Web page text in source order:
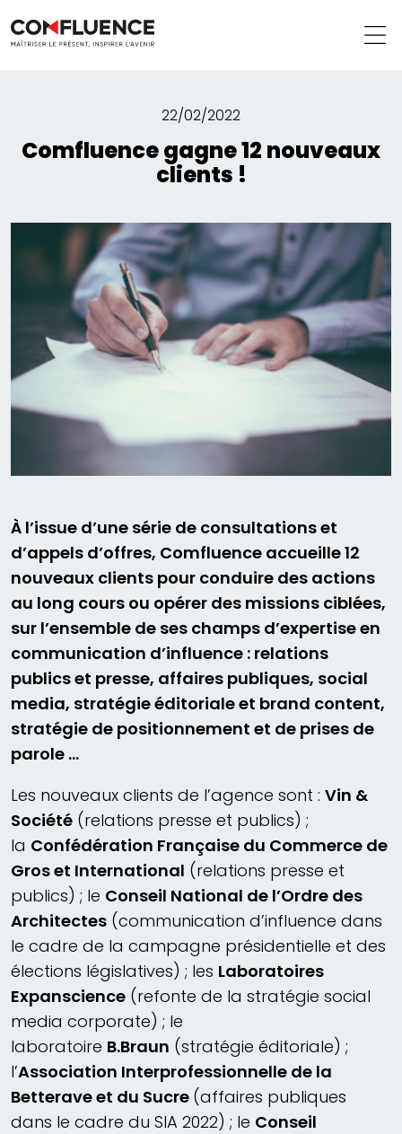
22/02/2022
Comfluence gagne 12 nouveaux
clients !
À l’issue d’une série de consultations et
d’appels d’offres, Comfluence accueille 12
nouveaux clients pour conduire des actions
au long cours ou opérer des missions ciblées,
sur l’ensemble de ses champs d’expertise en
communication d’influence : relations
publics et presse, affaires publiques, social
media, stratégie éditoriale et brand content,
stratégie de positionnement et de prises de
parole …
Les nouveaux clients de l’agence sont : Vin &
Société (relations presse et publics) ;
la Confédération Française du Commerce de
Gros et International (relations presse et
publics) ; le Conseil National de l’Ordre des
Architectes (communication d’influence dans
le cadre de la campagne présidentielle et des
élections législatives) ; les Laboratoires
Expanscience (refonte de la stratégie social
media corporate) ; le
laboratoire B.Braun (stratégie éditoriale) ;
l’Association Interprofessionnelle de la
Betterave et du Sucre (affaires publiques
dans le cadre du SIA 2022) ; le Conseil